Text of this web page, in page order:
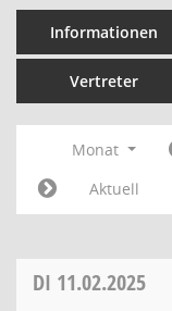
Informationen
Vertreter
Monat
Aktuell
DI 11.02.2025